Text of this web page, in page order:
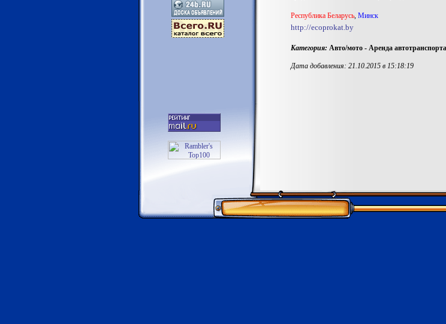
Республика Беларусь, Минск
http://ecoprokat.by
Категория: Авто/мото - Аренда автотранспорта
Дата добавления: 21.10.2015 в 15:18:19